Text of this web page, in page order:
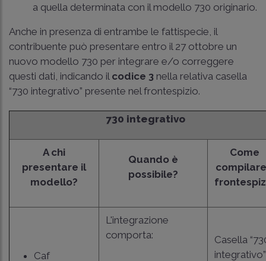
a quella determinata con il modello 730 originario.
Anche in presenza di entrambe le fattispecie, il
contribuente può presentare entro il 27 ottobre un
nuovo modello 730 per integrare e/o correggere
questi dati, indicando il codice 3 nella relativa casella
“730 integrativo” presente nel frontespizio.
730 integrativo
A chi
presentare il
modello?
Quando è
possibile?
Come
Caf
L'integrazione
comporta:
Casella
integrativo”